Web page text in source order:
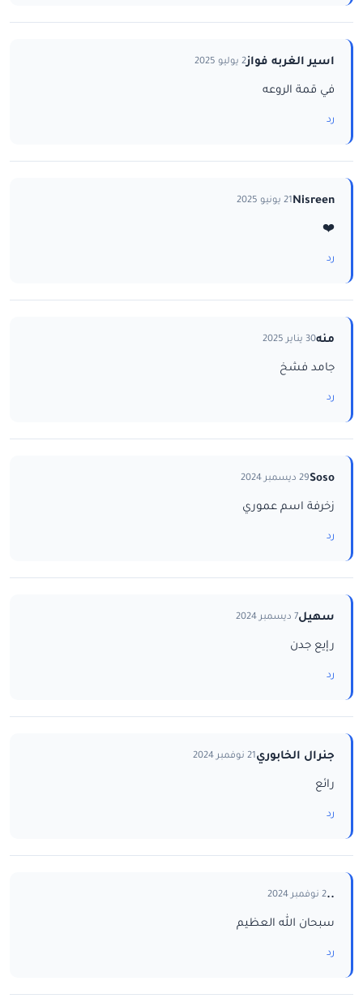
اسير الغربه فواز2 يوليو 2025
في قمة الروعه
رد
Nisreen21 يونيو 2025
❤️
رد
منه30 يناير 2025
جامد فشخ
رد
Soso29 ديسمبر 2024
زخرفة اسم عموري
رد
سهيل7 ديسمبر 2024
رإيع جدن
رد
جنرال الخابوري21 نوفمبر 2024
رائع
رد
..2 نوفمبر 2024
سبحان الله العظيم
رد